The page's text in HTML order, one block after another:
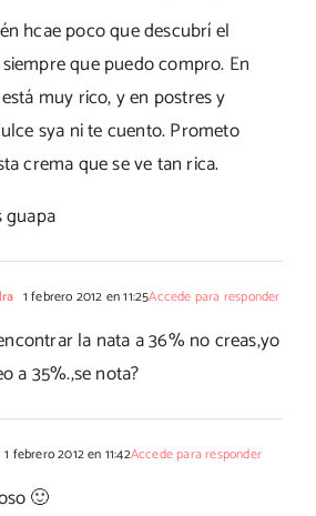
hcae poco que descubrí el
que puedo compro. En
muy rico, y en postres y
sya ni te cuento. Prometo
crema que se ve tan rica.
guapa
1 febrero 2012 en 11:25Accede para responder
la nata a 36% no creas,yo
a 35%.,se nota?
1 febrero 2012 en 11:42Accede para responder
🙂